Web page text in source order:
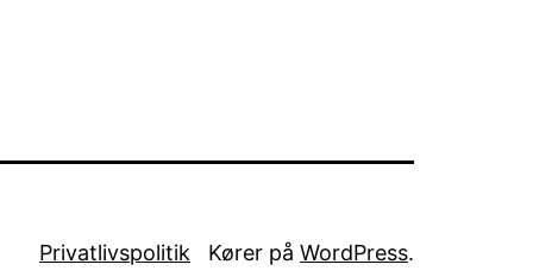
Privatlivspolitik Kører på WordPress.